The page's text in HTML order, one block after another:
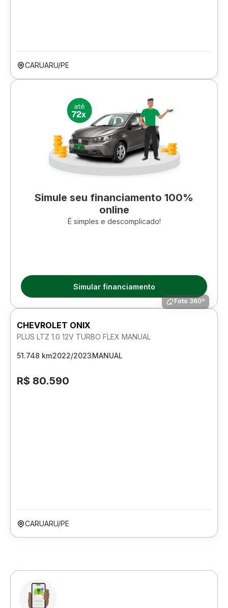
CARUARU/PE
Simule seu financiamento 100%
online
É simples e descomplicado!
Simular financiamento
Foto 360º
CHEVROLET ONIX
PLUS LTZ 1.0 12V TURBO FLEX MANUAL
51.748 km2022/2023MANUAL
R$ 80.590
CARUARU/PE